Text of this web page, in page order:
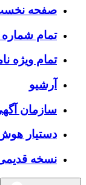
صفحه
تمام شماره
تمام ویژه
آرشیو
سازمان
دستیار
نسخه